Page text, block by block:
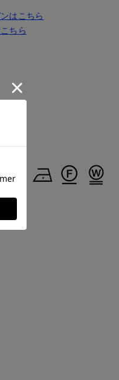
はこちら
ちら